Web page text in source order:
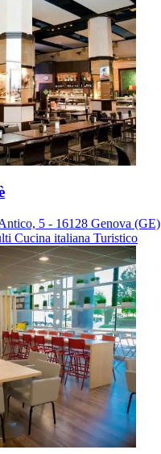
5 - 16128 Genova (GE)
Cucina italiana Turistico